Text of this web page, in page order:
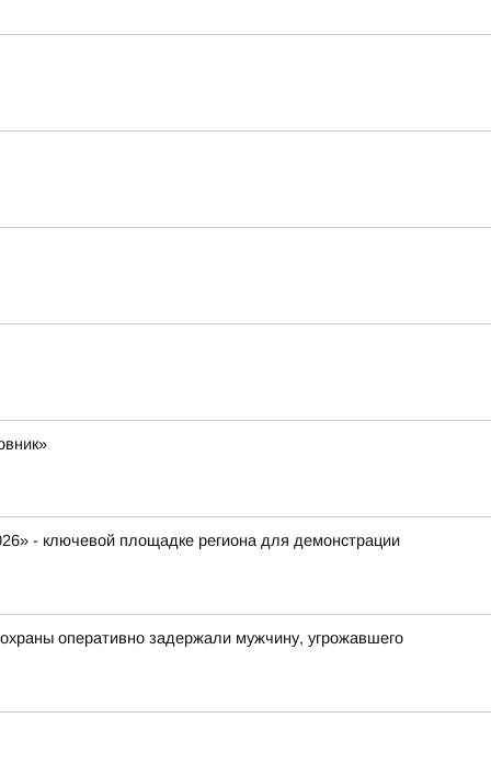
- ключевой площадке региона для демонстрации
оперативно задержали мужчину, угрожавшего